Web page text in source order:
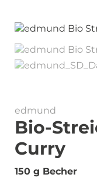
edmund
Bio-
Curry
150 g Becher